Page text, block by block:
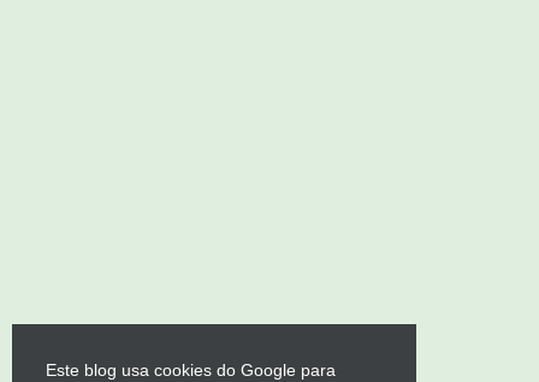
Este blog usa cookies do Google para